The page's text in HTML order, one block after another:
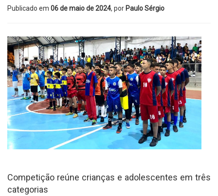
Publicado em 06 de maio de 2024, por Paulo Sérgio
Competição reúne crianças e adolescentes em três
categorias